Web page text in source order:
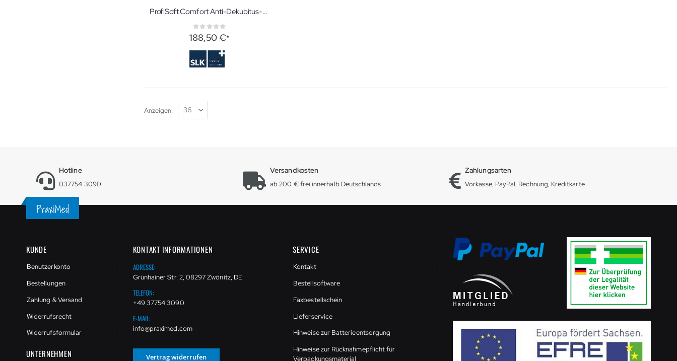
ProfiSoft Comfort Anti-Dekubitus-Matratze Dekubitustherapie bis Stufe 3
Rating:
0%
188,50 €
Anzeigen
Hotline
037754 3090
Versandkosten
ab 200 € frei innerhalb Deutschlands
Zahlungsarten
Vorkasse, PayPal, Rechnung, Kreditkarte
KUNDE
Benutzerkonto
Bestellungen
Zahlung & Versand
Widerrufsrecht
Widerrufsformular
UNTERNEHMEN
KONTAKT INFORMATIONEN
ADRESSE:
Grünhainer Str. 2, 08297 Zwönitz, DE
TELEFON:
+49 37754 3090
E-MAIL:
info@praximed.com
Vertrag widerrufen
SERVICE
Kontakt
Bestellsoftware
Faxbestellschein
Lieferservice
Hinweise zur Batterieentsorgung
Hinweise zur Rücknahmepflicht für
Verpackungsmaterial